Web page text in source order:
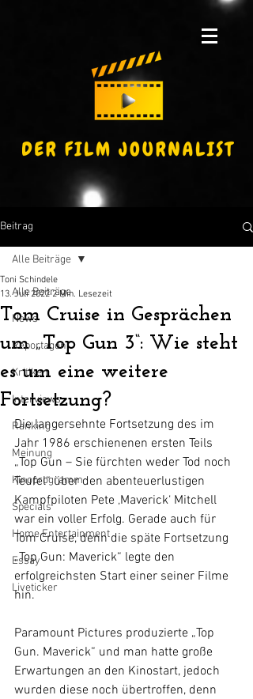
Beitrag
Alle Beiträge
News
Reportagen
Kritiken
Interviews
Ranking
Meinung
Kinoprogramm
Specials
Home Entertainment
Essay
Liveticker
Alle Beiträge
Tom Cruise in Gesprächen
um „Top Gun 3“: Wie steht
es um eine weitere
Fortsetzung?
Toni Schindele
13. Juli 2022 2 Min. Lesezeit
Die langersehnte Fortsetzung des im
Jahr 1986 erschienenen ersten Teils
„Top Gun – Sie fürchten weder Tod noch
Teufel“ über den abenteuerlustigen
Kampfpiloten Pete ‚Maverick‘ Mitchell
war ein voller Erfolg. Gerade auch für
Tom Cruise, denn die späte Fortsetzung
„Top Gun: Maverick“ legte den
erfolgreichsten Start einer seiner Filme
hin.
Paramount Pictures produzierte „Top
Gun. Maverick“ und man hatte große
Erwartungen an den Kinostart, jedoch
wurden diese noch übertroffen, denn